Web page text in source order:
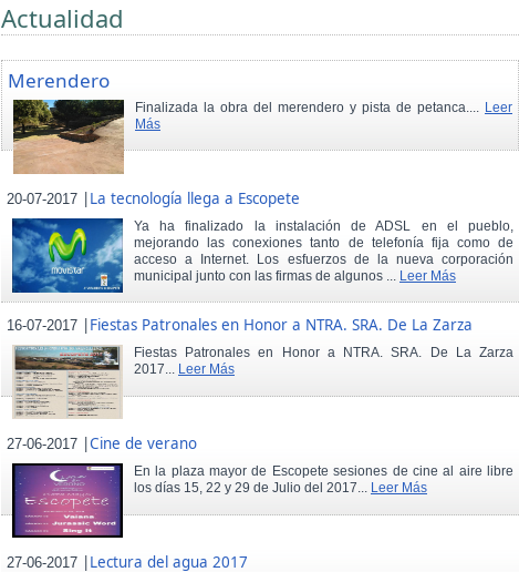
Actualidad
Merendero
Finalizada la obra del merendero y pista de petanca.... Leer
Más
20-07-2017 |La tecnología llega a Escopete
Ya ha finalizado la instalación de ADSL en el pueblo,
mejorando las conexiones tanto de telefonía fija como de
acceso a Internet. Los esfuerzos de la nueva corporación
municipal junto con las firmas de algunos ... Leer Más
16-07-2017 |Fiestas Patronales en Honor a NTRA. SRA. De La Zarza
Fiestas Patronales en Honor a NTRA. SRA. De La Zarza
2017... Leer Más
27-06-2017 |Cine de verano
En la plaza mayor de Escopete sesiones de cine al aire libre
los días 15, 22 y 29 de Julio del 2017... Leer Más
27-06-2017 |Lectura del agua 2017